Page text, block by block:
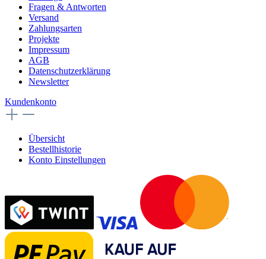
Fragen & Antworten
Versand
Zahlungsarten
Projekte
Impressum
AGB
Datenschutzerklärung
Newsletter
Kundenkonto
Übersicht
Bestellhistorie
Konto Einstellungen